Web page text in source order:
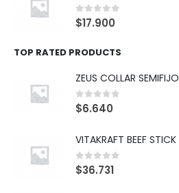
0out of 5
$17.900
TOP RATED PRODUCTS
ZEUS COLLAR
0out of 5
$6.640
0out of 5
$36.731